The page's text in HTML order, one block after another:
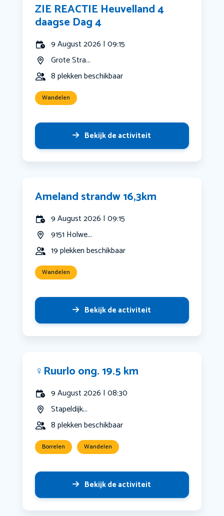
ZIE REACTIE Heuvelland 4
daagse Dag 4
9 August 2026 | 09:15
Grote Stra...
8 plekken beschikbaar
Wandelen
Bekijk de activiteit
Ameland strandw 16,3km
9 August 2026 | 09:15
9151 Holwe...
19 plekken beschikbaar
Wandelen
Bekijk de activiteit
‍♀️Ruurlo ong. 19.5 km
9 August 2026 | 08:30
Stapeldijk...
8 plekken beschikbaar
Borrelen Wandelen
Bekijk de activiteit